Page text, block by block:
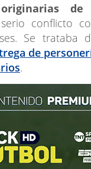
originarias
conflicto
Se trataba
de
.